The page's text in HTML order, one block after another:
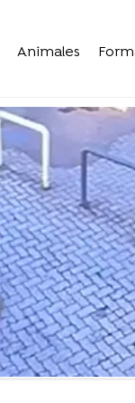
Animales